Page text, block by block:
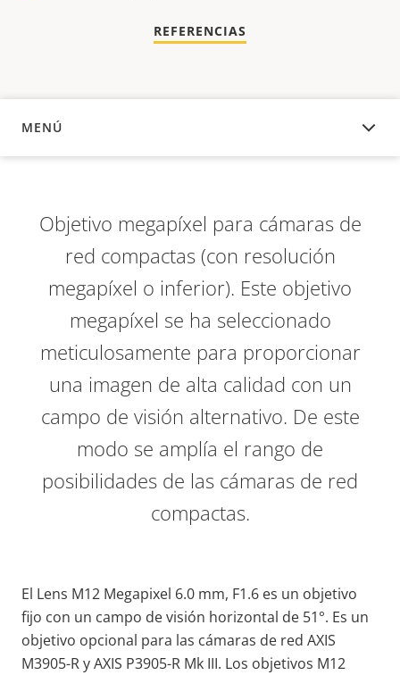
REFERENCIAS
MENÚ
DESCRIPCIÓN
Objetivo megapíxel para cámaras de
red compactas (con resolución
megapíxel o inferior). Este objetivo
megapíxel se ha seleccionado
meticulosamente para proporcionar
una imagen de alta calidad con un
campo de visión alternativo. De este
modo se amplía el rango de
posibilidades de las cámaras de red
compactas.
El Lens M12 Megapixel 6.0 mm, F1.6 es un objetivo
fijo con un campo de visión horizontal de 51°. Es un
objetivo opcional para las cámaras de red AXIS
M3905-R y AXIS P3905-R Mk III. Los objetivos M12